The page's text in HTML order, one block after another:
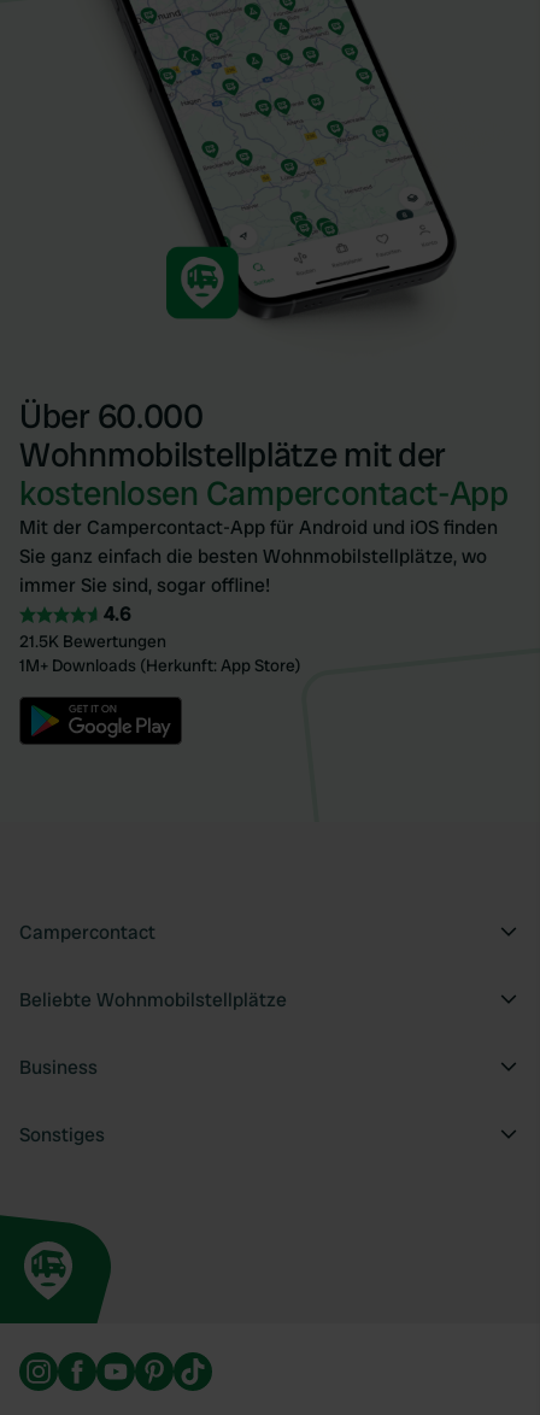
Über 60.000
Wohnmobilstellplätze mit der
kostenlosen Campercontact-App
Mit der Campercontact-App für Android und iOS finden
Sie ganz einfach die besten Wohnmobilstellplätze, wo
immer Sie sind, sogar offline!
4.6
21.5K Bewertungen
1M+ Downloads (Herkunft: App Store)
Campercontact
Beliebte Wohnmobilstellplätze
Business
Sonstiges